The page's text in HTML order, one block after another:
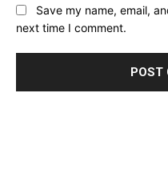
Website:Save my name, email,
next time I comment.